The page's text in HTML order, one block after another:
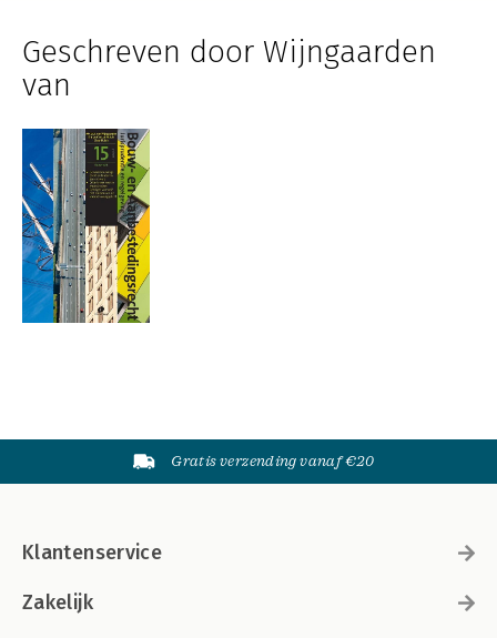
Geschreven door Wijngaarden
van
Gratis verzending vanaf €20
Klantenservice
Zakelijk